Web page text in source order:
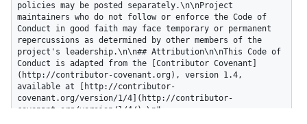
policies may be posted separately.\n\nProject
maintainers who do not follow or enforce the Code of
Conduct in good faith may face temporary or permanent
repercussions as determined by other members of the
project's leadership.\n\n## Attribution\n\nThis Code of
Conduct is adapted from the [Contributor Covenant]
(http://contributor-covenant.org), version 1.4,
available at [http://contributor-
covenant.org/version/1/4](http://contributor-
covenant.org/version/1/4/).\n",